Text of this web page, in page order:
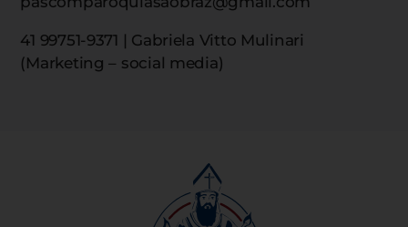
41 99751-9371 | Gabriela Vitto Mulinari
(Marketing – social media)